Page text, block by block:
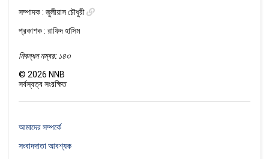
সম্পাদক :জুলীয়াস চৌধুরী
প্রকাশক : রাফিদ হাসিম
নিবন্ধন নম্বর: ১৪৩
©2026 NNB
সর্বস্বত্ব সংরক্ষিত
আমাদের সম্পর্কে
সংবাদদাতা আবশ্যক